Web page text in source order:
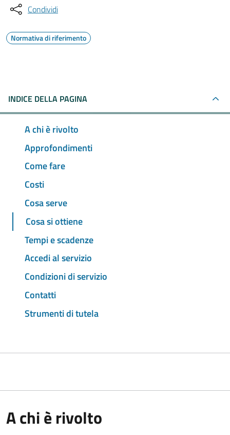
Condividi
Normativa di riferimento
INDICE DELLA PAGINA
A chi è rivolto
Approfondimenti
Come fare
Costi
Cosa serve
Cosa si ottiene
Tempi e scadenze
Accedi al servizio
Condizioni di servizio
Contatti
Strumenti di tutela
A chi è rivolto